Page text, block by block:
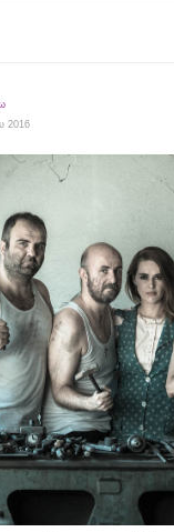
2016